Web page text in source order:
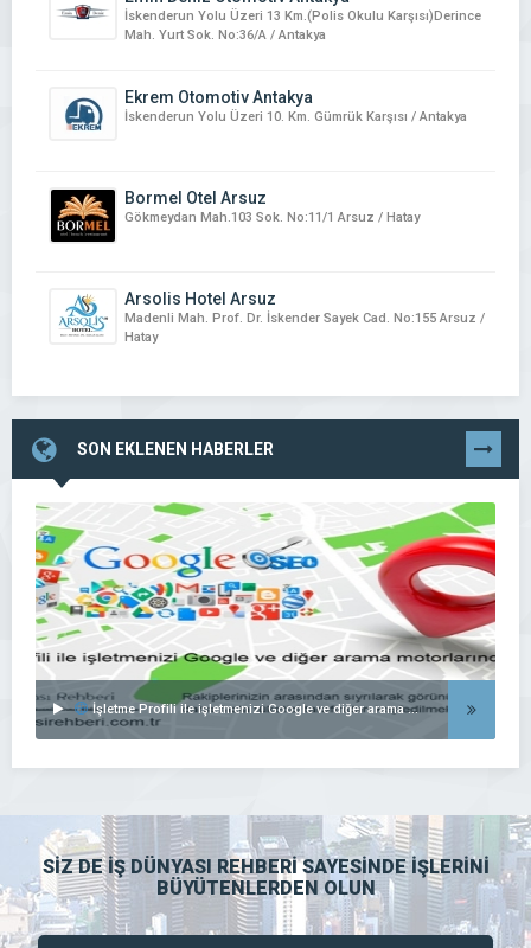
İskenderun Yolu Üzeri 13 Km.(Polis Okulu Karşısı)Derince
Mah. Yurt Sok. No:36/A / Antakya
Ekrem Otomotiv Antakya
İskenderun Yolu Üzeri 10. Km. Gümrük Karşısı / Antakya
Bormel Otel Arsuz
Gökmeydan Mah.103 Sok. No:11/1 Arsuz / Hatay
Arsolis Hotel Arsuz
Madenli Mah. Prof. Dr. İskender Sayek Cad. No:155 Arsuz /
Hatay
SON EKLENEN HABERLER TÜMÜNÜ
GÖR
İşletme Profili ile işletmenizi Google ve diğer arama motorlarında listeleyin..
SİZ DE İŞ DÜNYASI REHBERİ SAYESİNDE İŞLERİNİ
BÜYÜTENLERDEN OLUN